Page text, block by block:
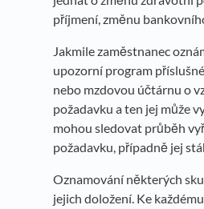
příjmení, změnu
Jakmile zaměstnanec
upozorní program
nebo mzdovou účtárnu o
požadavku a ten jej může
mohou sledovat průběh
požadavku, případně jej
Oznamování některých
jejich doložení. Ke